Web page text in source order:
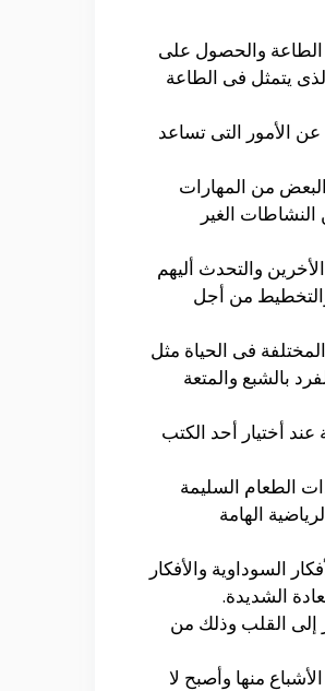
الطاعة والحصول على
يتمثل فى الطاعة
الأمور التى تساعد
من المهارات
الغير
والتحدث أليهم
والتخطيط من أجل
فى الحياة مثل
بالشبع والمتعة
أختيار أحد الكتب
الطعام السليمة
الهامة
السوداوية والأفكار
الشديدة.
إلى القلب وذلك من
منها وأصبح لا